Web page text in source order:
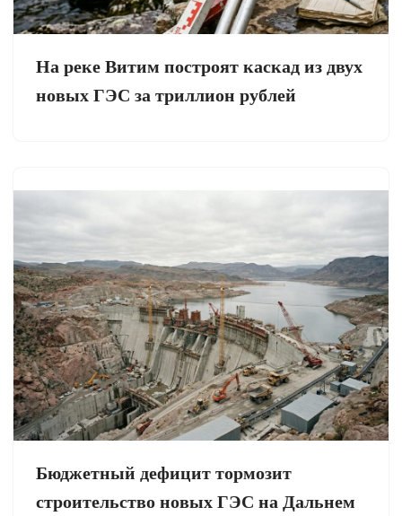
На реке Витим построят каскад из двух
новых ГЭС за триллион рублей
Бюджетный дефицит тормозит
строительство новых ГЭС на Дальнем